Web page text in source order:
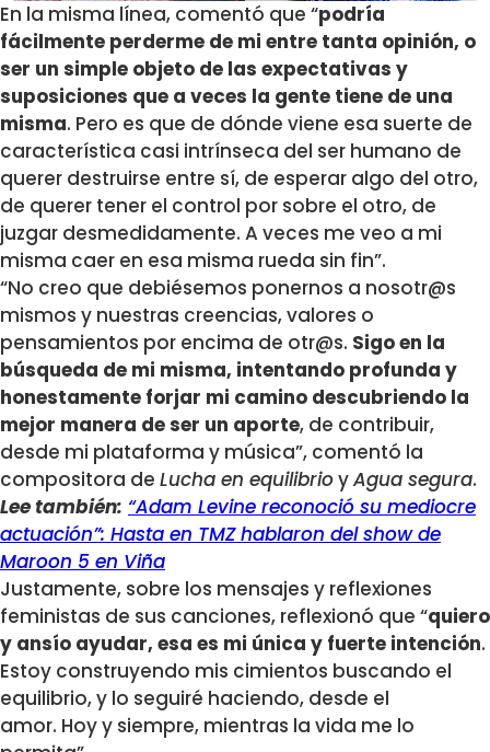
En la misma línea, comentó que “podría
fácilmente perderme de mi entre tanta opinión, o
ser un simple objeto de las expectativas y
suposiciones que a veces la gente tiene de una
misma. Pero es que de dónde viene esa suerte de
característica casi intrínseca del ser humano de
querer destruirse entre sí, de esperar algo del otro,
de querer tener el control por sobre el otro, de
juzgar desmedidamente. A veces me veo a mi
misma caer en esa misma rueda sin fin”.
“No creo que debiésemos ponernos a nosotr@s
mismos y nuestras creencias, valores o
pensamientos por encima de otr@s. Sigo en la
búsqueda de mi misma, intentando profunda y
honestamente forjar mi camino descubriendo la
mejor manera de ser un aporte, de contribuir,
desde mi plataforma y música”, comentó la
compositora de Lucha en equilibrioyAgua segura.
Lee también: “Adam Levine reconoció su mediocre
actuación”: Hasta en TMZ hablaron del show de
Maroon 5 en Viña
Justamente, sobre los mensajes y reflexiones
feministas de sus canciones, reflexionó que “quiero
y ansío ayudar, esa es mi única y fuerte intención.
Estoy construyendo mis cimientos buscando el
equilibrio, y lo seguiré haciendo, desde el
amor. Hoy y siempre, mientras la vida me lo